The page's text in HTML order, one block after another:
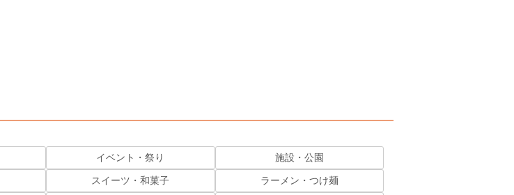
イベント・祭り 施設・公園
スイーツ・和菓子 ラーメン・つけ麺